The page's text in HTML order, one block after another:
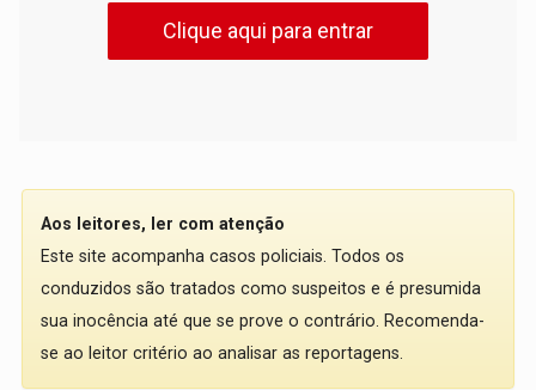
Clique aqui para entrar
Aos leitores, ler com atenção
Este site acompanha casos policiais. Todos os
conduzidos são tratados como suspeitos e é presumida
sua inocência até que se prove o contrário. Recomenda-
se ao leitor critério ao analisar as reportagens.